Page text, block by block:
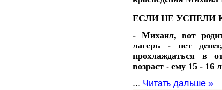
ЕСЛИ НЕ УСПЕЛИ
- Михаил, вот
лагерь - нет
прохлаждаться в
возраст - ему 15 - 16
... Читать дальше »